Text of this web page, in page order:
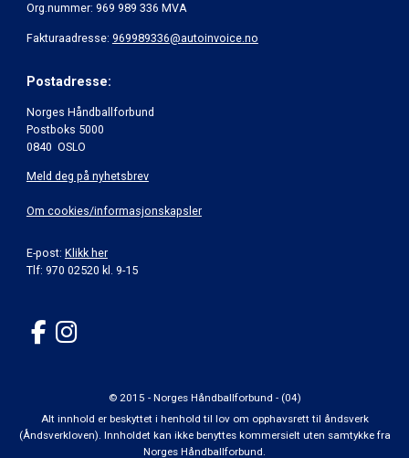
Org.nummer: 969 989 336 MVA
Fakturaadresse: 969989336@autoinvoice.no
Postadresse:
Norges Håndballforbund
Postboks 5000
0840 OSLO
Meld deg på nyhetsbrev
Om cookies/informasjonskapsler
E-post: Klikk her
Tlf: 970 02520 kl. 9-15
© 2015 - Norges Håndballforbund - (04)
Alt innhold er beskyttet i henhold til lov om opphavsrett til åndsverk
(Åndsverkloven). Innholdet kan ikke benyttes kommersielt uten samtykke fra
Norges Håndballforbund.